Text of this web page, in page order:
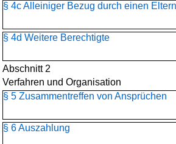
§ 4c Alleiniger Bezug durch einen
§ 4d Weitere Berechtigte
Abschnitt 2
Verfahren und Organisation
§ 5 Zusammentreffen von Ansprüchen
§ 6 Auszahlung